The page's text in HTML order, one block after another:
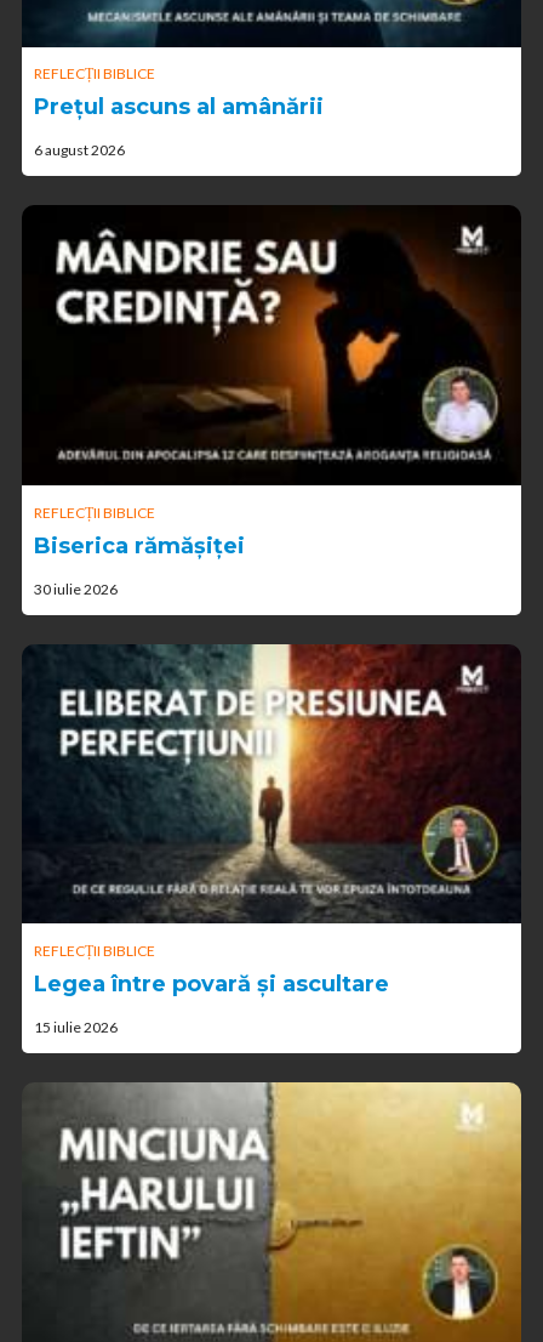
REFLECȚII BIBLICE
Prețul ascuns al amânării
6 august 2026
REFLECȚII BIBLICE
Biserica rămășiței
30 iulie 2026
REFLECȚII BIBLICE
Legea între povară și ascultare
15 iulie 2026